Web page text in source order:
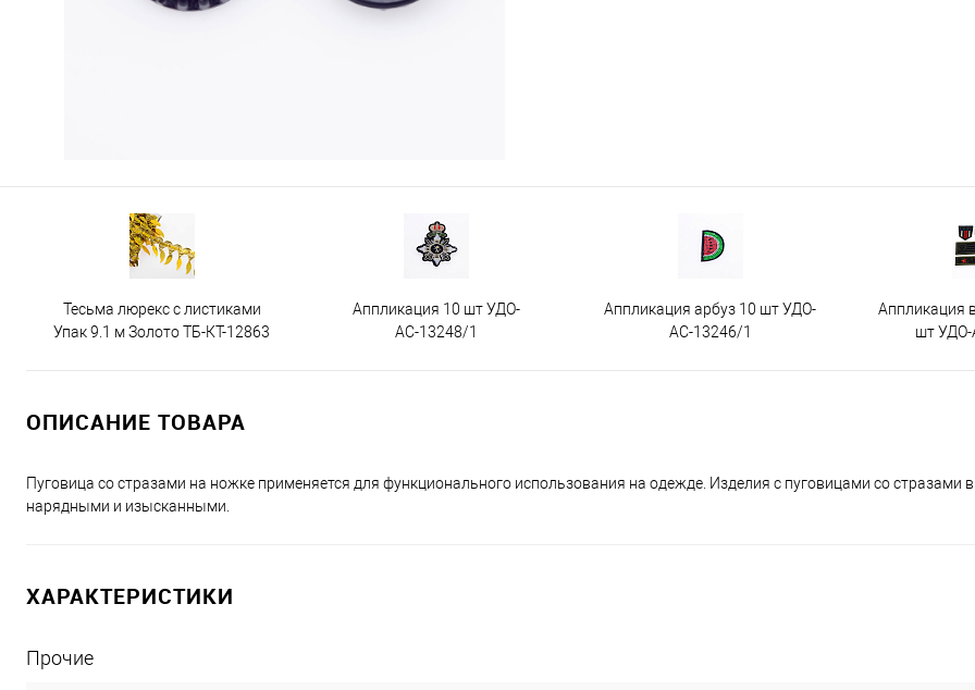
Тесьма люрекс с листиками
Упак 9.1 м Золото ТБ-КТ-12863
Аппликация 10 шт УДО-
АС-13248/1
Аппликация арбуз 10 шт УДО-
АС-13246/1
Аппликация
шт
ОПИСАНИЕ ТОВАРА
Пуговица со стразами на ножке применяется для функционального использования на одежде. Изделия с пуговицами со стразами
нарядными и изысканными.
ХАРАКТЕРИСТИКИ
Прочие